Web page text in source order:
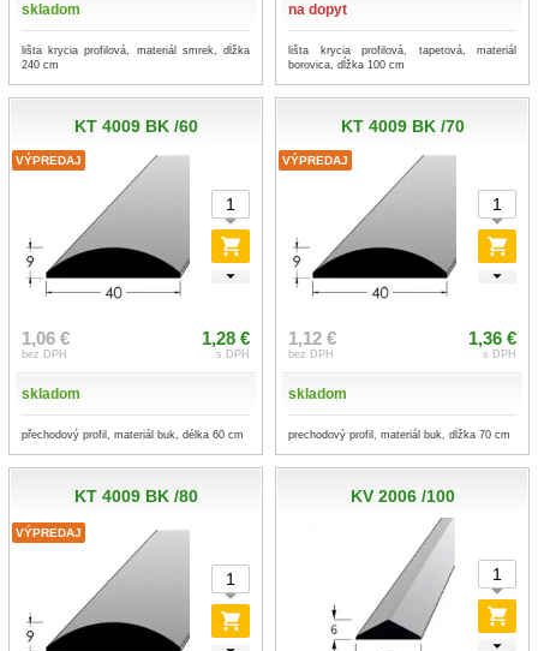
skladom
lišta krycia profilová, materiál smrek, dĺžka
240 cm
na dopyt
lišta krycia profilová, tapetová, materiál
borovica, dĺžka 100 cm
KT 4009 BK /60
VÝPREDAJ
1,06 €
bez DPH
1,28 €
s DPH
skladom
přechodový profil, materiál buk, délka 60 cm
KT 4009 BK /70
VÝPREDAJ
1,12 €
bez DPH
1,36 €
s DPH
skladom
prechodový profil, materiál buk, dĺžka 70 cm
KT 4009 BK /80
VÝPREDAJ
KV 2006 /100